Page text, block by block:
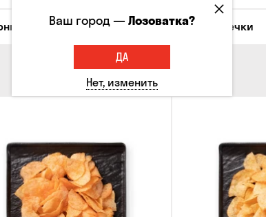
закуски Орешки Кукуруза Семечки
Ваш город —Лозоватка?
ДА
Нет, изменить